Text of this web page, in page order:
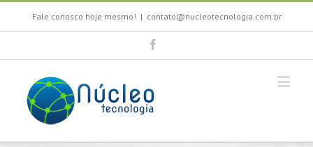
Fale conosco hoje mesmo! | contato@nucleotecnologia.com.br